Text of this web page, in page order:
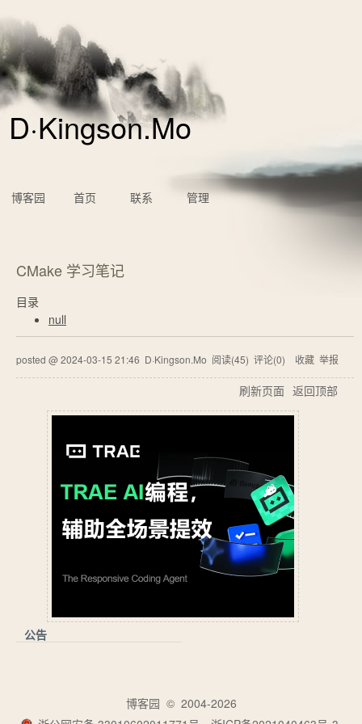
D·Kingson.Mo
博客园 首页 联系 管理
CMake 学习笔记
目录
null
posted @2024-03-15 21:46 D·Kingson.Mo 阅读(45) 评论(0) 收藏 举报
刷新页面 返回顶部
公告
博客园 © 2004-2026